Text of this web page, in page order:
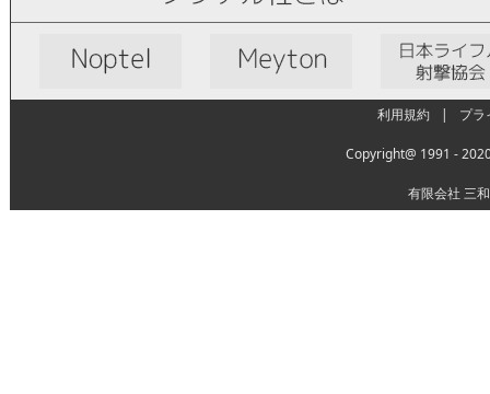
利用規約 | プラ
Copyright@ 1991 -
有限会社 三